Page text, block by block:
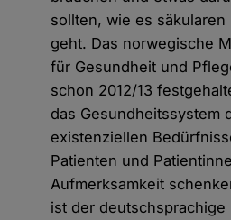
sollten, wie es säkularen
geht. Das norwegische
für Gesundheit und
schon 2012/13
das Gesundheitssystem
existenziellen
Patienten und
Aufmerksamkeit
ist der deutschsprachige